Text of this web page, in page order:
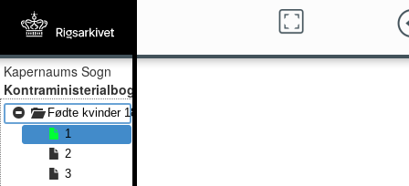
Kapernaums Sogn
Kontraministerialbog
Fødte kvinder 1878 - Fødte kvinder 1903
1
2
3